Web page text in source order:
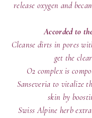
release oxygen and
Accorded to
Cleanse dirts in pores
get the
O2 complex is
Sanseveria to vitalize
skin by
Swiss Alpine herb